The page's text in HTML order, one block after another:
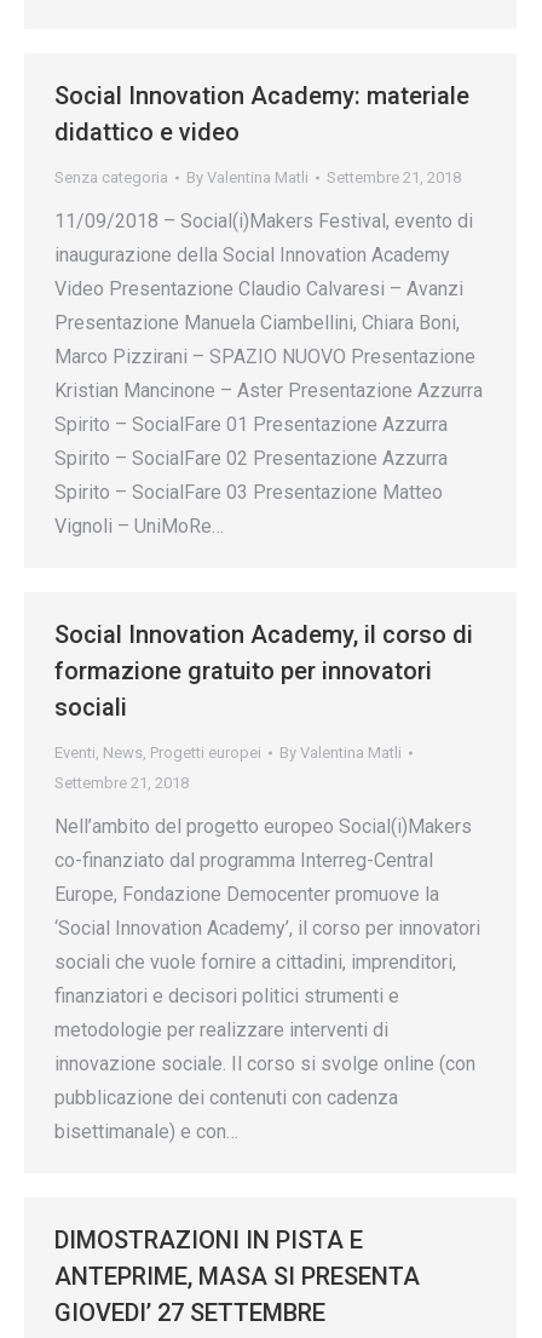
Social Innovation Academy: materiale
didattico e video
Senza categoria By Valentina Matli Settembre 21, 2018
11/09/2018 – Social(i)Makers Festival, evento di
inaugurazione della Social Innovation Academy
Video Presentazione Claudio Calvaresi – Avanzi
Presentazione Manuela Ciambellini, Chiara Boni,
Marco Pizzirani – SPAZIO NUOVO Presentazione
Kristian Mancinone – Aster Presentazione Azzurra
Spirito – SocialFare 01 Presentazione Azzurra
Spirito – SocialFare 02 Presentazione Azzurra
Spirito – SocialFare 03 Presentazione Matteo
Vignoli – UniMoRe…
Social Innovation Academy, il corso di
formazione gratuito per innovatori
sociali
Eventi, News, Progetti europei By Valentina Matli
Settembre 21, 2018
Nell’ambito del progetto europeo Social(i)Makers
co-finanziato dal programma Interreg-Central
Europe, Fondazione Democenter promuove la
‘Social Innovation Academy’, il corso per innovatori
sociali che vuole fornire a cittadini, imprenditori,
finanziatori e decisori politici strumenti e
metodologie per realizzare interventi di
innovazione sociale. Il corso si svolge online (con
pubblicazione dei contenuti con cadenza
bisettimanale) e con…
DIMOSTRAZIONI IN PISTA E
ANTEPRIME, MASA SI PRESENTA
GIOVEDI’ 27 SETTEMBRE